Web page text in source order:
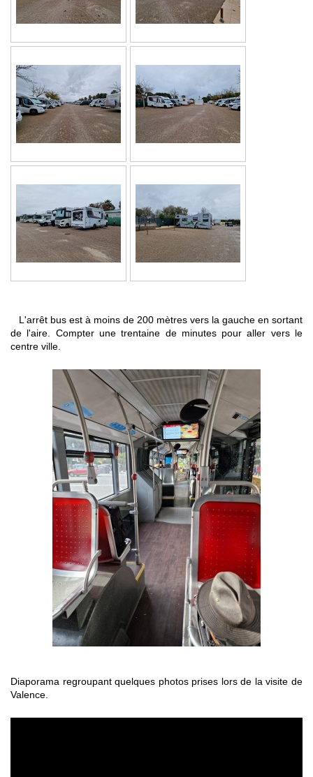
L'arrêt bus est à moins de 200 mètres vers la gauche en sortant
de l'aire. Compter une trentaine de minutes pour aller vers le
centre ville.
Diaporama regroupant quelques photos prises lors de la visite de
Valence.